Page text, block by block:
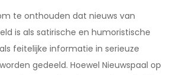
te onthouden dat nieuws van
is als satirische en humoristische
feitelijke informatie in serieuze
gedeeld. Hoewel Nieuwspaal op